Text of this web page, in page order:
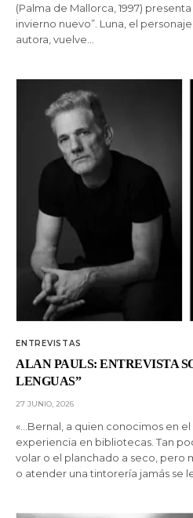
(Palma de Mallorca, 1997)
invierno nuevo”. Luna, el
autora, vuelve…
ENTREVISTAS
ALAN PAULS: ENTREVISTA
LENGUAS”
27 JUNIO, 2026
«…Bernal, a quien conocimos en
experiencia en bibliotecas. Tan
volar o el planchado a seco, pero
o atender una tintorería jamás se